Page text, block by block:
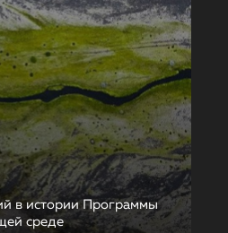
в истории Программы
среде